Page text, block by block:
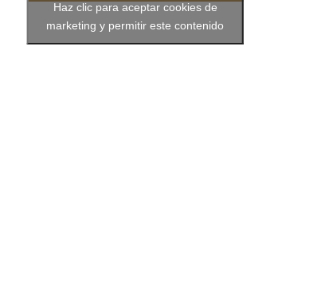
Haz clic para aceptar cookies de
marketing y permitir este contenido